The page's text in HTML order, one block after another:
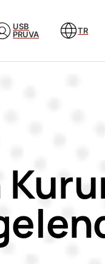
USB
PRUVA
TR